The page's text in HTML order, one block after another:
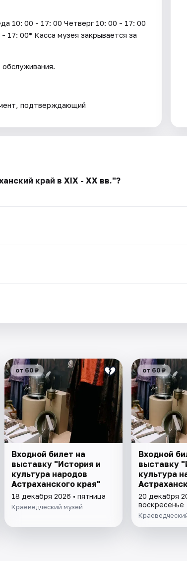
10: 00 - 17: 00 Четверг 10: 00 - 17: 00
17: 00* Касса музея закрывается за
подтверждающий
край в XIX - XX вв."?
от 60 ₽
Входной билет на
выставку "История и
культура народов
Астраханского края"
18 декабря 2026 • пятница
Краеведческий музей
от 60 ₽
Входной
выставку
культура
20 декабря
воскресенье